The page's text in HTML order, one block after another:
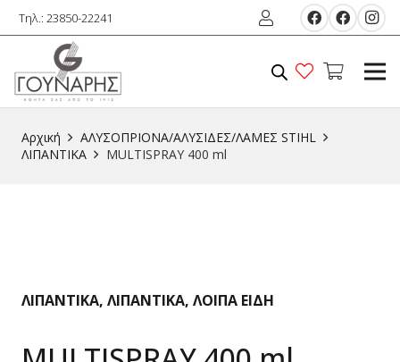
Τηλ.: 23850-22241
Αρχική
ΑΛΥΣΟΠΡΙΟΝΑ/ΑΛΥΣΙΔΕΣ/ΛΑΜΕΣ STIHL
ΛΙΠΑΝΤΙΚΑ
MULTISPRAY 400 ml
ΛΙΠΑΝΤΙΚΑ, ΛΙΠΑΝΤΙΚΑ, ΛΟΙΠΑ ΕIΔΗ